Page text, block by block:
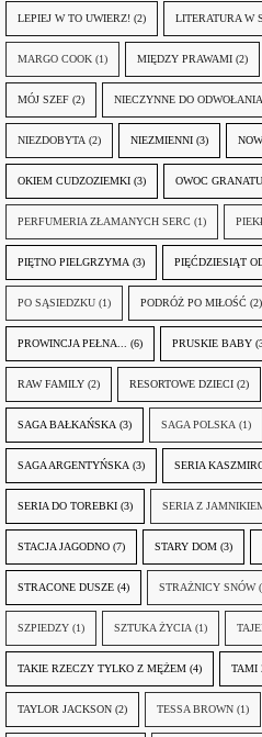
LEPIEJ W TO UWIERZ! (2) LITERATURA W
MARGO COOK (1) MIĘDZY PRAWAMI (2)
MÓJ SZEF (2) NIECZYNNE DO ODWOŁANIA
NIEZDOBYTA (2) NIEZMIENNI (3)
OKIEM CUDZOZIEMKI (3) OWOC GRANATU
PERFUMERIA ZŁAMANYCH SERC (1)
PIĘTNO PIELGRZYMA (3) PIĘĆDZIESIĄT
PO SĄSIEDZKU (1) PODRÓŻ PO MIŁOŚĆ (2)
PROWINCJA PEŁNA... (6) PRUSKIE BABY
RAW FAMILY (2) RESORTOWE DZIECI (2)
SAGA BAŁKAŃSKA (3) SAGA POLSKA (1)
SAGA ARGENTYŃSKA (3) SERIA
SERIA DO TOREBKI (3) SERIA Z
STACJA JAGODNO (7) STARY DOM (3)
STRACONE DUSZE (4) STRAŻNICY SNÓW
SZPIEDZY (1) SZTUKA ŻYCIA (1)
TAKIE RZECZY TYLKO Z MĘŻEM (4) TAMI
TAYLOR JACKSON (2) TESSA BROWN (1)